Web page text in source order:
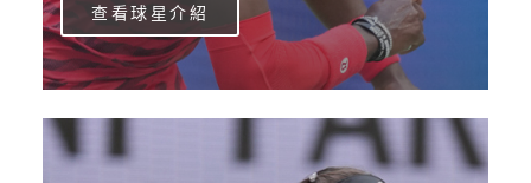
查看球星介紹